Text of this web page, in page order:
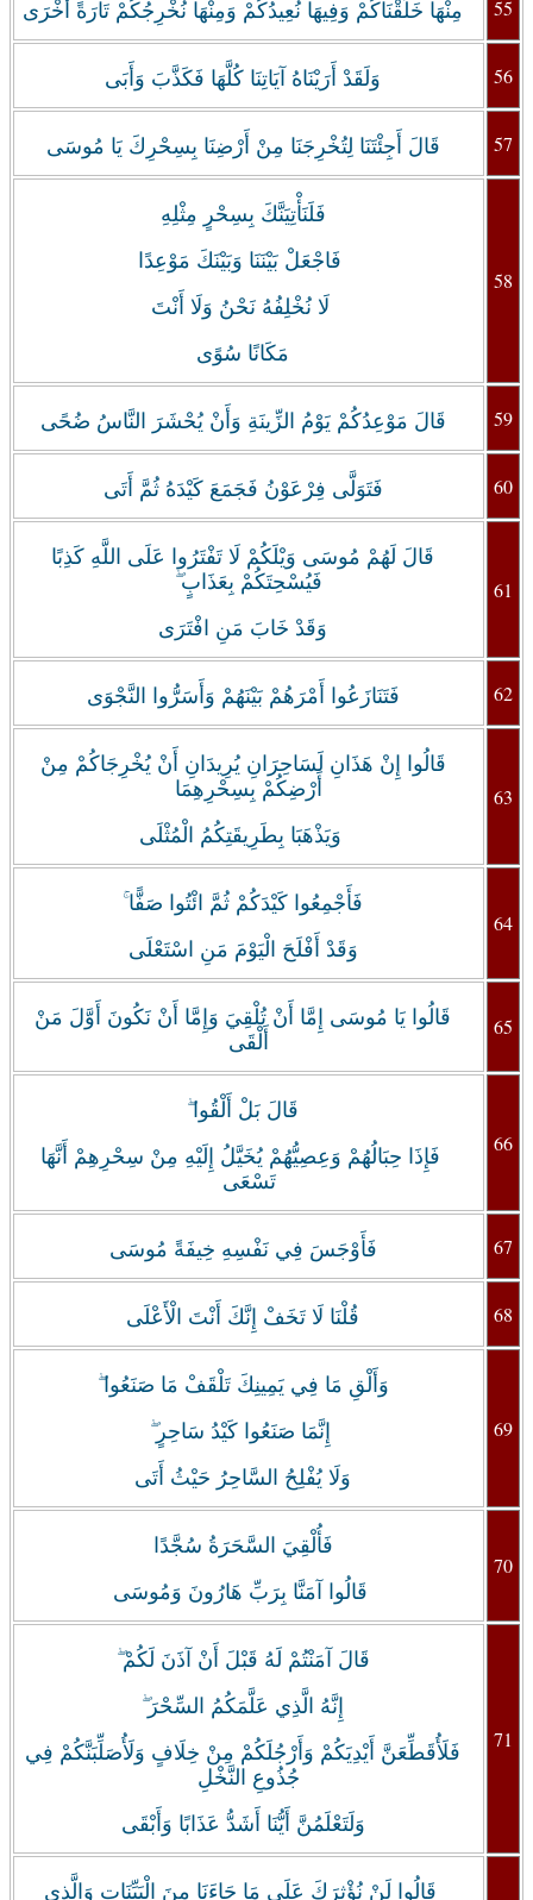
مِنْهَا خَلَقْنَاكُمْ وَفِيهَا نُعِيدُكُمْ وَمِنْهَا نُخْرِجُكُمْ تَارَةً أُخْرَى 55
وَلَقَدْ أَرَيْنَاهُ آيَاتِنَا كُلَّهَا فَكَذَّبَ وَأَبَى 56
قَالَ أَجِئْتَنَا لِتُخْرِجَنَا مِنْ أَرْضِنَا بِسِحْرِكَ يَا مُوسَى 57
فَلَنَأْتِيَنَّكَ بِسِحْرٍ مِثْلِهِ
فَاجْعَلْ بَيْنَنَا وَبَيْنَكَ مَوْعِدًا
لَا نُخْلِفُهُ نَحْنُ وَلَا أَنْتَ
مَكَانًا سُوًى
58
قَالَ مَوْعِدُكُمْ يَوْمُ الزِّينَةِ وَأَنْ يُحْشَرَ النَّاسُ ضُحًى 59
فَتَوَلَّى فِرْعَوْنُ فَجَمَعَ كَيْدَهُ ثُمَّ أَتَى 60
قَالَ لَهُمْ مُوسَى وَيْلَكُمْ لَا تَفْتَرُوا عَلَى اللَّهِ كَذِبًا
فَيُسْحِتَكُمْ بِعَذَابٍ ۖ
وَقَدْ خَابَ مَنِ افْتَرَى
61
فَتَنَازَعُوا أَمْرَهُمْ بَيْنَهُمْ وَأَسَرُّوا النَّجْوَى 62
قَالُوا إِنْ هَذَانِ لَسَاحِرَانِ يُرِيدَانِ أَنْ يُخْرِجَاكُمْ مِنْ
أَرْضِكُمْ بِسِحْرِهِمَا
وَيَذْهَبَا بِطَرِيقَتِكُمُ الْمُثْلَى
63
فَأَجْمِعُوا كَيْدَكُمْ ثُمَّ ائْتُوا صَفًّا ۚ
وَقَدْ أَفْلَحَ الْيَوْمَ مَنِ اسْتَعْلَى
64
قَالُوا يَا مُوسَى إِمَّا أَنْ تُلْقِيَ وَإِمَّا أَنْ نَكُونَ أَوَّلَ مَنْ
أَلْقَى
65
قَالَ بَلْ أَلْقُوا ۖ
فَإِذَا حِبَالُهُمْ وَعِصِيُّهُمْ يُخَيَّلُ إِلَيْهِ مِنْ سِحْرِهِمْ أَنَّهَا
تَسْعَى
66
فَأَوْجَسَ فِي نَفْسِهِ خِيفَةً مُوسَى 67
قُلْنَا لَا تَخَفْ إِنَّكَ أَنْتَ الْأَعْلَى 68
وَأَلْقِ مَا فِي يَمِينِكَ تَلْقَفْ مَا صَنَعُوا ۖ
إِنَّمَا صَنَعُوا كَيْدُ سَاحِرٍ ۖ
وَلَا يُفْلِحُ السَّاحِرُ حَيْثُ أَتَى
69
فَأُلْقِيَ السَّحَرَةُ سُجَّدًا
قَالُوا آمَنَّا بِرَبِّ هَارُونَ وَمُوسَى
70
قَالَ آمَنْتُمْ لَهُ قَبْلَ أَنْ آذَنَ لَكُمْ ۖ
إِنَّهُ الَّذِي عَلَّمَكُمُ السِّحْرَ ۖ
فَلَأُقَطِّعَنَّ أَيْدِيَكُمْ وَأَرْجُلَكُمْ مِنْ خِلَافٍ وَلَأُصَلِّبَنَّكُمْ فِي
جُذُوعِ النَّخْلِ
وَلَتَعْلَمُنَّ أَيُّنَا أَشَدُّ عَذَابًا وَأَبْقَى
71
قَالُوا لَنْ نُؤْثِرَكَ عَلَى مَا جَاءَنَا مِنَ الْبَيِّنَاتِ وَالَّذِي